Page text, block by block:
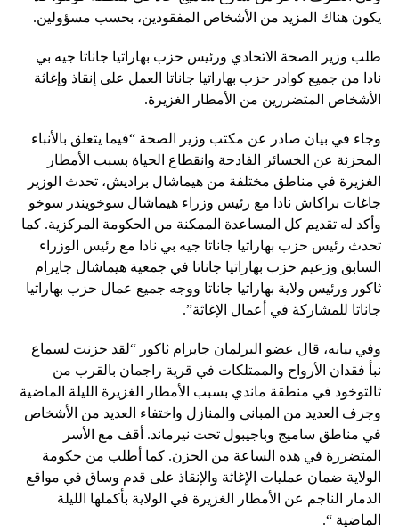
يكون هناك المزيد من الأشخاص المفقودين، بحسب مسؤولين.
طلب وزير الصحة الاتحادي ورئيس حزب بهاراتيا جاناتا جيه بي
نادا من جميع كوادر حزب بهاراتيا جاناتا العمل على إنقاذ وإغاثة
الأشخاص المتضررين من الأمطار الغزيرة.
وجاء في بيان صادر عن مكتب وزير الصحة “فيما يتعلق بالأنباء
المحزنة عن الخسائر الفادحة وانقطاع الحياة بسبب الأمطار
الغزيرة في مناطق مختلفة من هيماشال براديش، تحدث الوزير
جاغات براكاش نادا مع رئيس وزراء هيماشال سوخويندر سوخو
وأكد له تقديم كل المساعدة الممكنة من الحكومة المركزية. كما
تحدث رئيس حزب بهاراتيا جاناتا جيه بي نادا مع رئيس الوزراء
السابق وزعيم حزب بهاراتيا جاناتا في جمعية هيماشال جايرام
ثاكور ورئيس ولاية بهاراتيا جاناتا ووجه جميع عمال حزب بهاراتيا
جاناتا للمشاركة في أعمال الإغاثة”.
وفي بيانه، قال عضو البرلمان جايرام ثاكور “لقد حزنت لسماع
نبأ فقدان الأرواح والممتلكات في قرية راجمان بالقرب من
ثالتوخود في منطقة ماندي بسبب الأمطار الغزيرة الليلة الماضية
وجرف العديد من المباني والمنازل واختفاء العديد من الأشخاص
في مناطق ساميج وباجيبول تحت نيرماند. أقف مع الأسر
المتضررة في هذه الساعة من الحزن. كما أطلب من حكومة
الولاية ضمان عمليات الإغاثة والإنقاذ على قدم وساق في مواقع
الدمار الناجم عن الأمطار الغزيرة في الولاية بأكملها الليلة
الماضية “.